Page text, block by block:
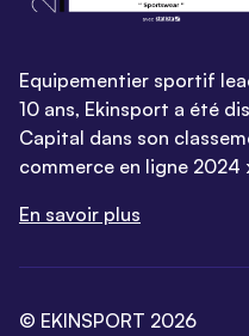
Equipementier sportif
10 ans, Ekinsport a été
Capital dans son
commerce en ligne
En savoir plus
© EKINSPORT 2026